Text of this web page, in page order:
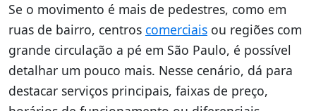
Se o movimento é mais de pedestres, como em
ruas de bairro, centros comerciais ou regiões com
grande circulação a pé em São Paulo, é possível
detalhar um pouco mais. Nesse cenário, dá para
destacar serviços principais, faixas de preço,